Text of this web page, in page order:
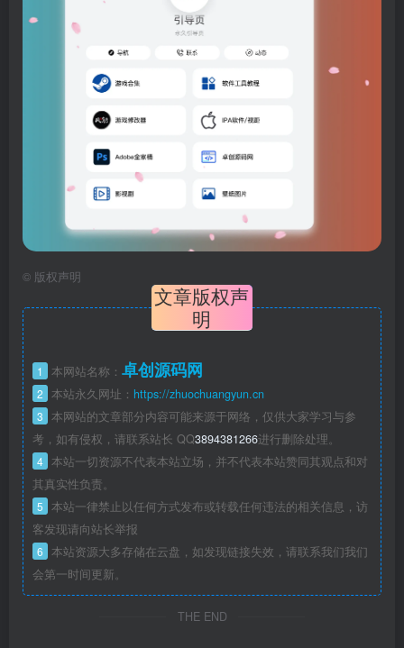
© 版权声明
文章版权声
明
1 本网站名称： 卓创源码网
2 本站永久网址： https://zhuochuangyun.cn
3 本网站的文章部分内容可能来源于网络，仅供大家学习与参
考，如有侵权，请联系站长 QQ3894381266进行删除处理。
4 本站一切资源不代表本站立场，并不代表本站赞同其观点和对
其真实性负责。
5 本站一律禁止以任何方式发布或转载任何违法的相关信息，访
客发现请向站长举报
6 本站资源大多存储在云盘，如发现链接失效，请联系我们我们
会第一时间更新。
THE END